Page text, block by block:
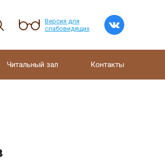
Версия для
слабовидящих
Читальный зал Контакты